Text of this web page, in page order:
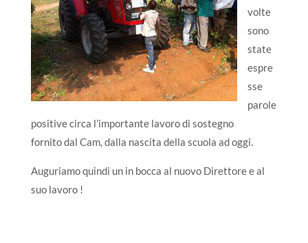
volte
sono
state
espre
sse
parole
positive circa l’importante lavoro di sostegno
fornito dal Cam, dalla nascita della scuola ad oggi.
Auguriamo quindi un in bocca al nuovo Direttore e al
suo lavoro !